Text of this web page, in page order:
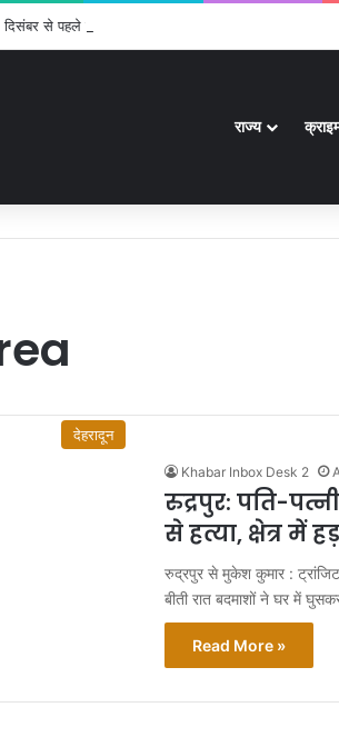
से पहले ढाई हजार से अधिक पदों के लिए भरे जाएंगे फार्म
राज्य
देहरादून
Khabar Inbox Desk 2
रुद्रपुर: पति-
से हत्या, क्षेत्र में
रुद्रपुर से मुकेश कुमार :
बीती रात बदमाशों ने घर में
Read More »